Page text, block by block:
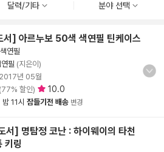
달력/기타 분야 선택
서] 아르누보 50색 색연필 틴케이스
연필
필 (지은이)
2017년 05월
할인) 10.0
밤 11시 잠들기전 배송 변경
서] 명탐정 코난 : 하이웨이의 타천
키링